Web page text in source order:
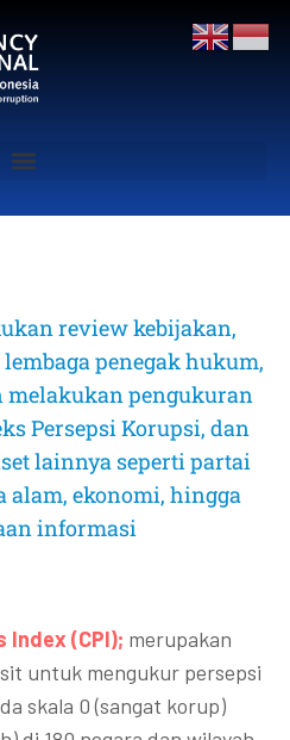
review kebijakan,
penegak hukum,
melakukan pengukuran
Persepsi Korupsi, dan
lainnya seperti partai
alam, ekonomi, hingga
informasi
Index (CPI); merupakan
untuk mengukur persepsi
skala 0 (sangat korup)